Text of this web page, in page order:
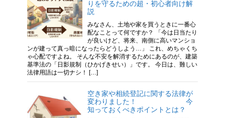
りを守るための超・初心者向け解
説
みなさん、土地や家を買うときに一番心
配なことって何ですか？ 「今は日当たり
が良いけど、将来、南側に高いマンショ
ンが建って真っ暗になったらどうしよう…」 これ、めちゃくち
ゃ心配ですよね。 そんな不安を解消するためにあるのが、建築
基準法の「日影規制（ひかげきせい）」です。 今日は、難しい
法律用語は一切ナシ！ […]
空き家や相続登記に関する法律が
変わりました！ 今
知っておくべきポイントとは？